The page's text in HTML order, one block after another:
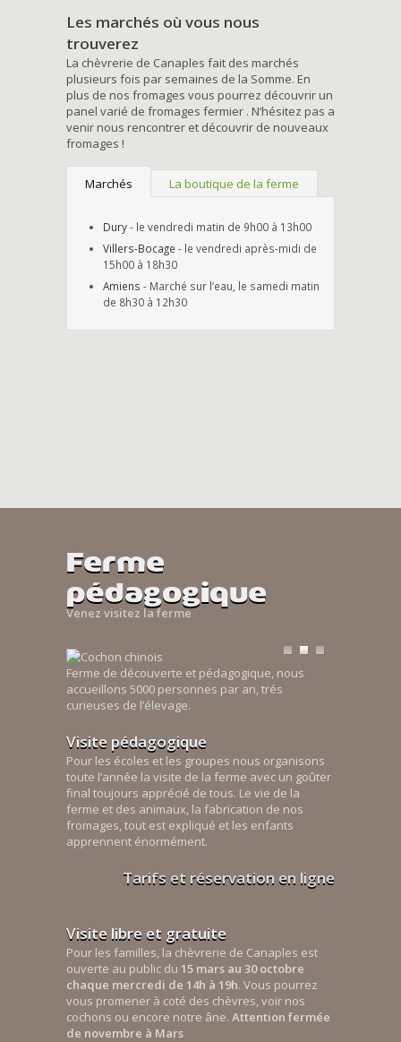
Les marchés où vous nous
trouverez
La chèvrerie de Canaples fait des marchés
plusieurs fois par semaines de la Somme. En
plus de nos fromages vous pourrez découvrir un
panel varié de fromages fermier . N’hésitez pas a
venir nous rencontrer et découvrir de nouveaux
fromages !
Marchés La boutique de la ferme
Dury- le vendredi matin de 9h00 à 13h00
Villers-Bocage - le vendredi après-midi de
15h00 à 18h30
Amiens - Marché sur l’eau, le samedi matin
de 8h30 à 12h30
Ferme
pédagogique
Venez visitez la ferme
Ferme de découverte et pédagogique, nous
accueillons 5000 personnes par an, trés
curieuses de l’élevage.
Visite pédagogique
Pour les écoles et les groupes nous organisons
toute l’année la visite de la ferme avec un goûter
final toujours apprécié de tous. Le vie de la
ferme et des animaux, la fabrication de nos
fromages, tout est expliqué et les enfants
apprennent énormément.
Tarifs et réservation en ligne
Visite libre et gratuite
Pour les familles, la chèvrerie de Canaples est
ouverte au public du 15 mars au 30 octobre
chaque mercredi de 14h à 19h. Vous pourrez
vous promener à coté des chèvres, voir nos
cochons ou encore notre âne. Attention fermée
de novembre à Mars